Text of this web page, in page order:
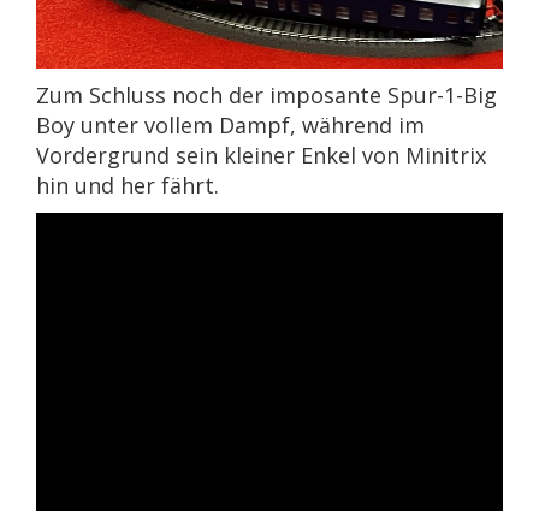
Zum Schluss noch der imposante Spur-1-Big
Boy unter vollem Dampf, während im
Vordergrund sein kleiner Enkel von Minitrix
hin und her fährt.